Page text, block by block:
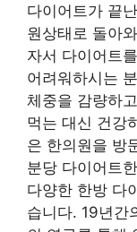
다이어트가 끝
원상태로 돌아
자서 다이어트
어려워하시는
체중을 감량하
먹는 대신 건강
은 한의원을 방
분당 다이어트
다양한 한방 다
습니다. 19년간